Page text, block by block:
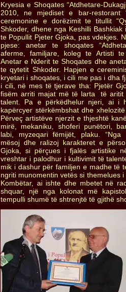
Kryesia e Shoqates “Atdhetare-
2010, ne mjediset e bar-restorant
ceremonine e dorëzimit te titullit
Shkoder, dhene nga Keshilli Bashkiak
te Popullit Pjeter Gjoka, pas vdekjes.
pjese: anetar te shoqates
aferme, familjare, koleg te Artisti
Anetar e Nderit te Shoqates dhe
te qytetit Shkoder. Hapjen e
kryetari i shoqates, i cili me pas i dha
i cili, në mes të tjerave tha: Pjetër
fisëm arriti majat më të larta të aritit
talent. Pa e përkëdhelur njeri, ai i
kapërcyer stërkëmbshat dhe
Përveç artistëve njerzit e thjeshtë
mirë, mekaniku, shoferi punëtori,
labi, myzeqari fëmijët, plaku. “Nga
mësoj dhe ralizoj karakteret e
Gjoka, si përçues i fjalës artistike
vreshtar i palodhur i kultivimit të
mik i dashur për familjen e madhe të
ngriti munomentin vetës si themelues
Kombëtar, ai ishte dhe mbetet në
shquar, një nga kolonat më
tempulli shumë të shtrenjtë të gjithë